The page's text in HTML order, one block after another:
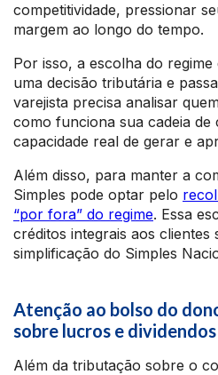
competitividade, pressionar
margem ao longo do tempo.
Por isso, a escolha do regime
uma decisão tributária e
varejista precisa analisar
como funciona sua cadeia de
capacidade real de gerar e
Além disso, para manter a
Simples pode optar pelo
“por fora” do regime. Essa
créditos integrais aos clientes
simplificação do Simples
Atenção ao bolso do
sobre lucros e dividendos
Além da tributação sobre o